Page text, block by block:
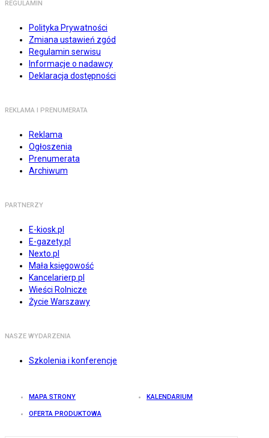
REGULAMIN
Polityka Prywatności
Zmiana ustawień zgód
Regulamin serwisu
Informacje o nadawcy
Deklaracja dostępności
REKLAMA I PRENUMERATA
Reklama
Ogłoszenia
Prenumerata
Archiwum
PARTNERZY
E-kiosk.pl
E-gazety.pl
Nexto.pl
Mała księgowość
Kancelarierp.pl
Wieści Rolnicze
Życie Warszawy
NASZE WYDARZENIA
Szkolenia i konferencje
MAPA STRONY KALENDARIUM
OFERTA PRODUKTOWA